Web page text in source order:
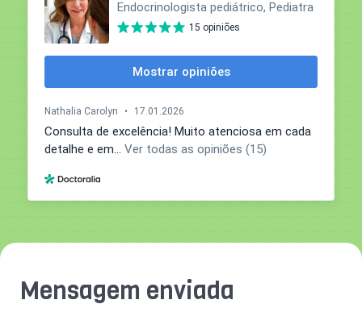
Mensagem enviada